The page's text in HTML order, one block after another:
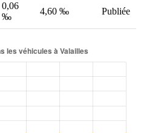
0,06
‰
4,60 ‰ Publiée